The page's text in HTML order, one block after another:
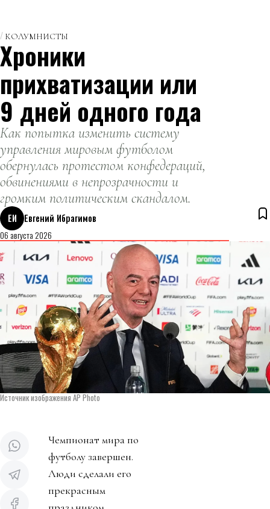
КОЛУМНИСТЫ
Хроники
прихватизации или
9 дней одного года
Как попытка изменить систему
управления мировым футболом
обернулась протестом конфедераций,
обвинениями в непрозрачности и
громким политическим скандалом.
ЕИ
Евгений Ибрагимов
06 августа 2026
Источник изображения AP Photo
Чемпионат мира по
футболу завершен.
Люди сделали его
прекрасным